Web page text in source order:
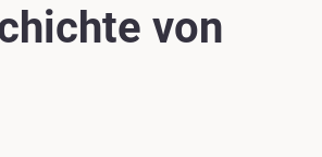
von